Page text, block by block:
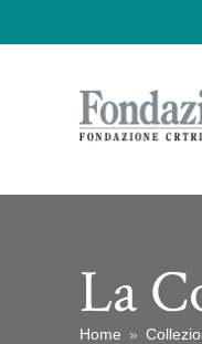
La
Home »